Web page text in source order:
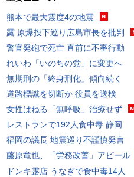
熊本で最大震度4の地震
露 原爆投下巡り広島市長を批判
警官発砲で死亡 直前に不審行動
れいわ「いのちの党」に変更へ
無期刑の「終身刑化」傾向続く
道路標識を切断か 役員を送検
女性はねる「無呼吸」治療せず
レストランで192人食中毒 静岡
福岡の議長 地震巡り不謹慎発言
藤原竜也、「労務改善」アピール
ドンキ露店 うなぎで食中毒14人